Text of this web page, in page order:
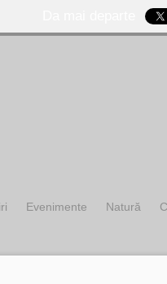
Evenimente Natură